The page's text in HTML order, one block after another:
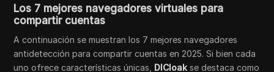
Los 7 mejores navegadores virtuales para
compartir cuentas
A continuación se muestran los 7 mejores navegadores
antidetección para compartir cuentas en 2025. Si bien cada
uno ofrece características únicas, DICloak se destaca como